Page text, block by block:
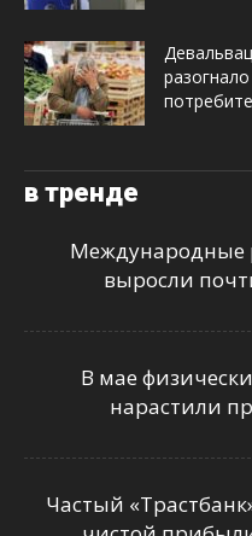
в тренде
Международные
выросли
В мае
нарастили
Частый